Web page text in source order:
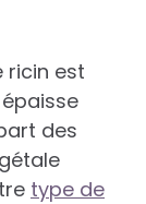
ricin est
des
type de